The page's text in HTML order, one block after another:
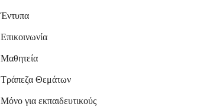
Έντυπα
Επικοινωνία
Μαθητεία
Τράπεζα Θεμάτων
Μόνο για εκπαιδευτικούς